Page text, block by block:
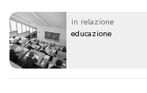
in relazione
educazione